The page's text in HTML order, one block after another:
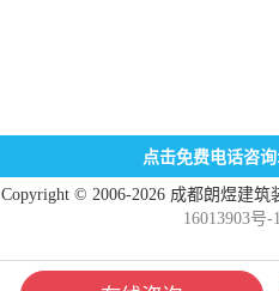
点击免费电话咨
Copyright © 2006-2026 成都朗煜建
16013903号-1